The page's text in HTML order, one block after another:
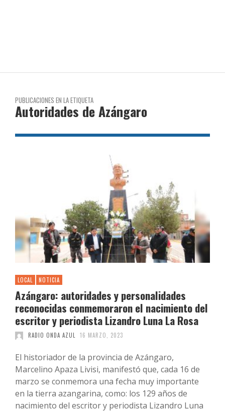
PUBLICACIONES EN LA ETIQUETA
Autoridades de Azángaro
LOCAL NOTICIA
Azángaro: autoridades y personalidades
reconocidas conmemoraron el nacimiento del
escritor y periodista Lizandro Luna La Rosa
RADIO ONDA AZUL 16 MARZO, 2023
El historiador de la provincia de Azángaro,
Marcelino Apaza Livisi, manifestó que, cada 16 de
marzo se conmemora una fecha muy importante
en la tierra azangarina, como: los 129 años de
nacimiento del escritor y periodista Lizandro Luna